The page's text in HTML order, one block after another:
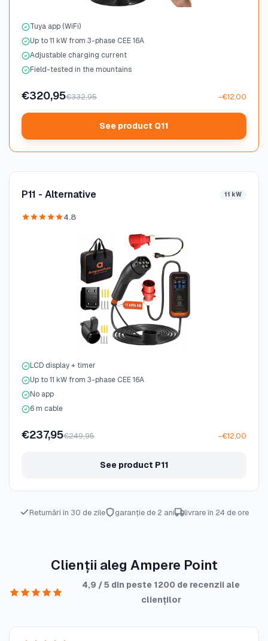
Tuya app (WiFi)
Up to 11 kW from 3-phase CEE 16A
Adjustable charging current
Field-tested in the mountains
€320,95€332,95 −€12,00
See product Q11
P11 - Alternative 11 kW
4.8
LCD display + timer
Up to 11 kW from 3-phase CEE 16A
No app
6 m cable
€237,95€249,95 −€12,00
See product P11
Returnări în 30 de zile garanție de 2 ani livrare în 24 de ore
Clienții aleg Ampere Point
4,9 / 5 din peste 1200 de recenzii ale
clienților